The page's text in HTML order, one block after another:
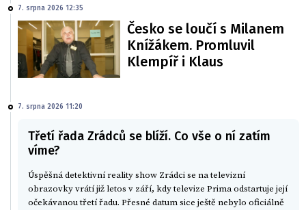
7. srpna 2026 12:35
Česko se loučí s Milanem
Knížákem. Promluvil
Klempíř i Klaus
7. srpna 2026 11:20
Třetí řada Zrádců se blíží. Co vše o ní zatím
víme?
Úspěšná detektivní reality show Zrádci se na televizní
obrazovky vrátí již letos v září, kdy televize Prima odstartuje její
očekávanou třetí řadu. Přesné datum sice ještě nebylo oficiálně